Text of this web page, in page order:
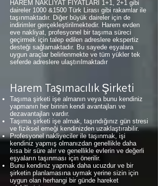
HAREM NAKLİYAT FİYATLARI 1+1, 2+1 gibi
daireler 1000 &1500 Türk Lirası gibi rakamlar ile
taşınmaktadır. Diğer büyük daireler için de
indirimler gerçekleştirilmektedir. Harem evden
eve nakliyat, profesyonel bir taşıma süreci
geçirmek için talep edilen adreslere ekspertiz
desteği sağlamaktadır. Bu sayede eşyalara
uygun araçlar belirlenmekte ve tüm yükler tek
seferde adreslere ulaştırılmaktadır
Harem Taşımacılık Şirketi
Taşıma şirketi işe almanın veya bunu kendiniz
yapmanın her birinin kendi avantajları ve
dezavantajları vardır.
Taşıma şirketi işe almak, taşındığınız gün stresi
ve fiziksel emeği kendinizden uzaklaştırabilir.
Profesyonel nakliyeciler ile taşınmak, işi
kendiniz yapmış olmanızdan genellikle daha
kısa bir süre alır ve genellikle evlerin ve değerli
eşyaların taşınması için önerilir.
Bunu kendiniz yapmak daha ucuzdur ve bir
şirketin planlamasına uymak yerine sizin için
uygun olan herhangi bir günde hareket